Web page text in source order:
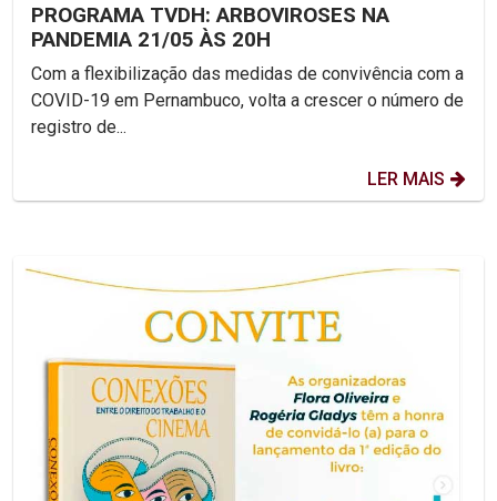
PROGRAMA TVDH: ARBOVIROSES NA
PANDEMIA 21/05 ÀS 20H
Com a flexibilização das medidas de convivência com a
COVID-19 em Pernambuco, volta a crescer o número de
registro de...
LER MAIS